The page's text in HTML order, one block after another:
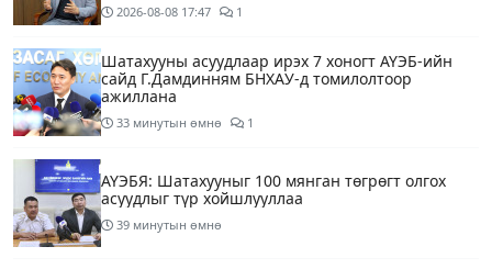
2026-08-08 17:47 1
Шатахууны асуудлаар ирэх 7 хоногт АҮЭБ-ийн
сайд Г.Дамдинням БНХАУ-д томилолтоор
ажиллана
33 минутын өмнө 1
АҮЭБЯ: Шатахууныг 100 мянган төгрөгт олгох
асуудлыг түр хойшлууллаа
39 минутын өмнө